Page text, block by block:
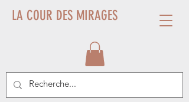
LA COUR DES MIRAGES